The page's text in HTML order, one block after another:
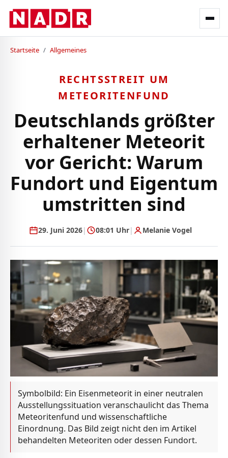
Startseite / Allgemeines
RECHTSSTREIT UM
METEORITENFUND
Deutschlands größter
erhaltener Meteorit
vor Gericht: Warum
Fundort und Eigentum
umstritten sind
29. Juni 2026| 08:01 Uhr| Melanie Vogel
Symbolbild: Ein Eisenmeteorit in einer neutralen
Ausstellungssituation veranschaulicht das Thema
Meteoritenfund und wissenschaftliche
Einordnung. Das Bild zeigt nicht den im Artikel
behandelten Meteoriten oder dessen Fundort.